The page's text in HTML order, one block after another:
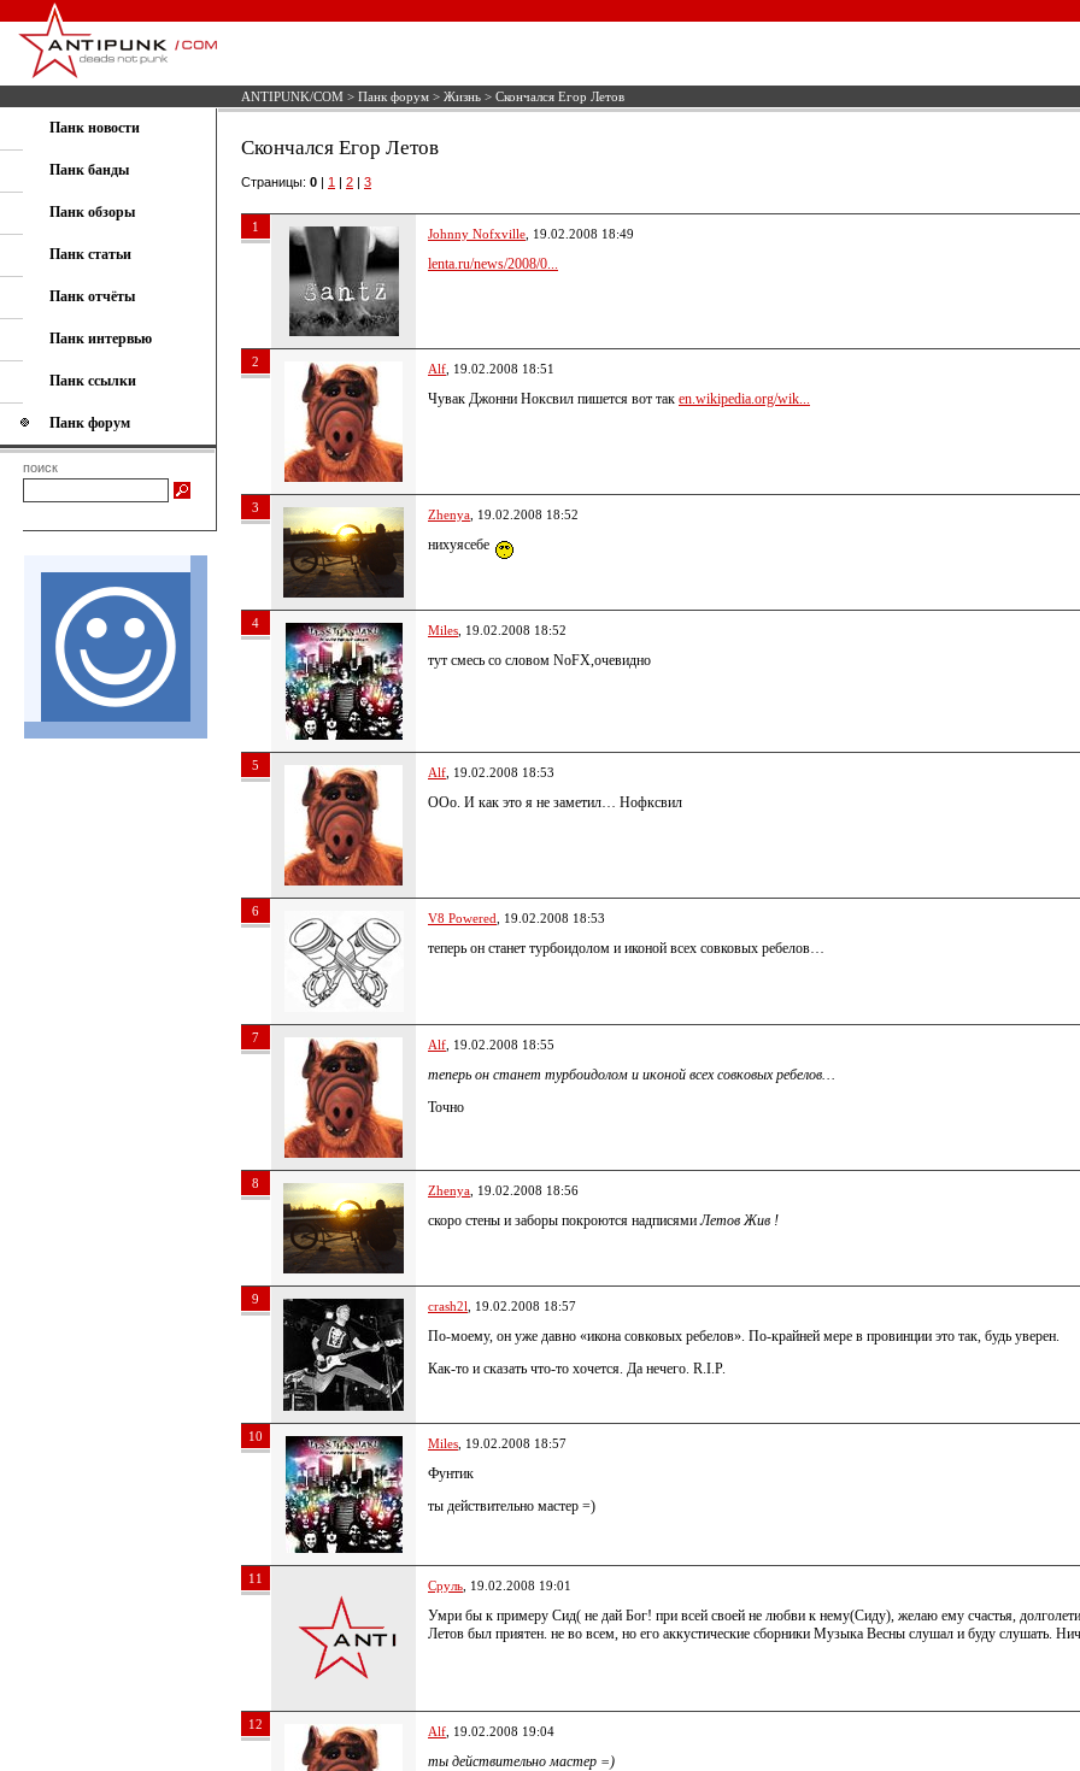
ANTIPUNK/COM > Панк форум > Жизнь > Скончался Егор Летов
Панк новости
Панк банды
Панк обзоры
Панк статьи
Панк отчёты
Панк интервью
Панк ссылки
Панк форум
поиск
Скончался Егор Летов
Страницы: 0 | 1 | 2 | 3
1 Johnny Nofxville , 19.02.2008 18:49
lenta.ru/news/2008/0...
2 Alf , 19.02.2008 18:51
Чувак Джонни Ноксвил пишется вот так en.wikipedia.org/wik...
3 Zhenya , 19.02.2008 18:52
нихуясебе
4 Miles , 19.02.2008 18:52
тут смесь со словом NoFX,очевидно
5 Alf , 19.02.2008 18:53
ООо. И как это я не заметил… Нофксвил
6 V8 Powered , 19.02.2008 18:53
теперь он станет турбоидолом и иконой всех совковых ребелов…
7 Alf , 19.02.2008 18:55
теперь он станет турбоидолом и иконой всех совковых ребелов…
Точно
8 Zhenya , 19.02.2008 18:56
скоро стены и заборы покроются надписямиЛетов Жив !
9 crash2l , 19.02.2008 18:57
По-моему, он уже давно «икона совковых ребелов». По-крайней мере в провинции это так, будь уверен.
Как-то и сказать что-то хочется. Да нечего. R.I.P.
10 Miles , 19.02.2008 18:57
Фунтик
ты действительно мастер =)
11 Сруль , 19.02.2008 19:01
Умри бы к примеру Сид( не дай Бог! при всей своей не любви к нему(Сиду), желаю ему счастья,
Летов был приятен. не во всем, но его аккустические сборники Музыка Весны слушал и буду слушать.
12 Alf , 19.02.2008 19:04
ты действительно мастер =)